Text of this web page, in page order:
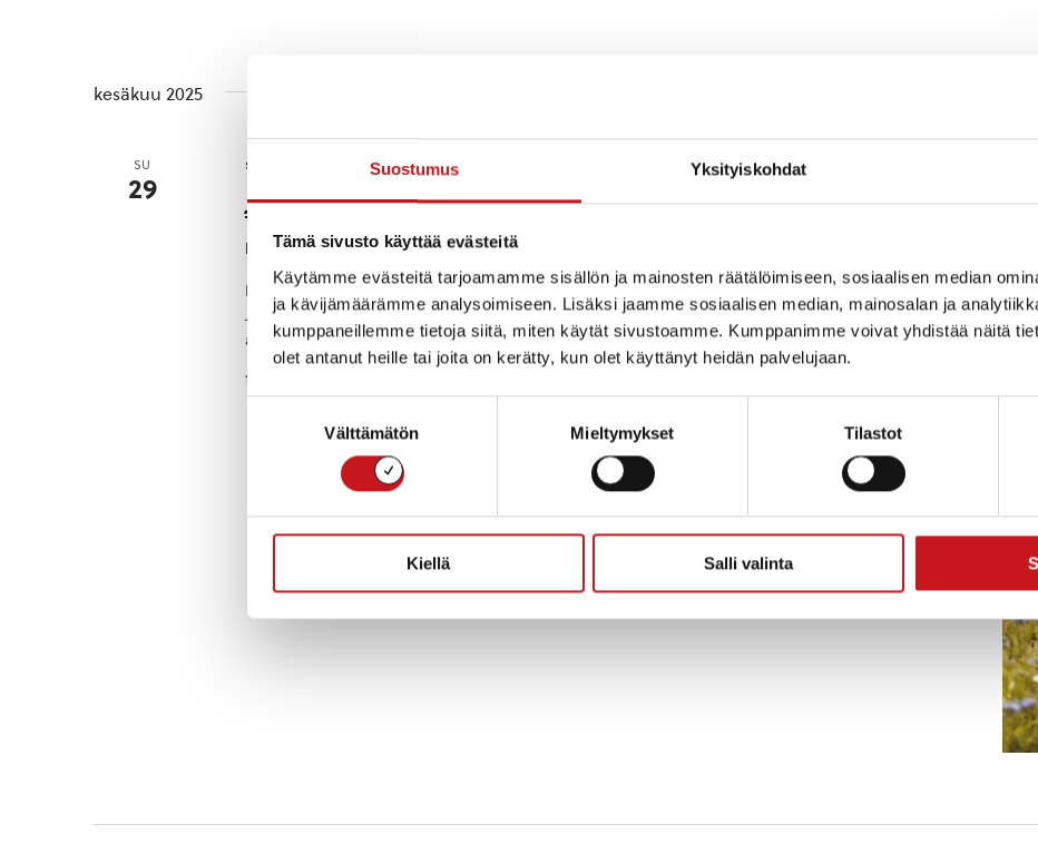
Suostumus Yksityiskohdat
Tämä sivusto käyttää evästeitä
Käytämme evästeitä tarjoamamme sisällön ja mainosten räätälöimiseen, sosiaalisen median
ja kävijämäärämme analysoimiseen. Lisäksi jaamme sosiaalisen median, mainosalan ja
kumppaneillemme tietoja siitä, miten käytät sivustoamme. Kumppanimme voivat yhdistää näitä
olet antanut heille tai joita on kerätty, kun olet käyttänyt heidän palvelujaan.
Välttämätön Mieltymykset Tilastot
Kiellä Salli valinta
kesäkuu 2025
SU
29 Jutta Rahmel ja Kardemimmit
su 29.6.2025 13:00 -15:00
Rautalammin kirkko
Rautalammin kukkaiskirkossa kuullaan kaksiosainen konsertti, jonka yhdistävä tekijä on kantele ja
Jutta Rahmel. Toisen albuminsa ’Perhosen vuosi’ huhtikuussa 2024 julkaissut Jutta Rahmel on
artisti, säveltäjä, laulaja-lauluntekijä, kantelisti ja tuottaja. Hänen […]
15 € - 25 €